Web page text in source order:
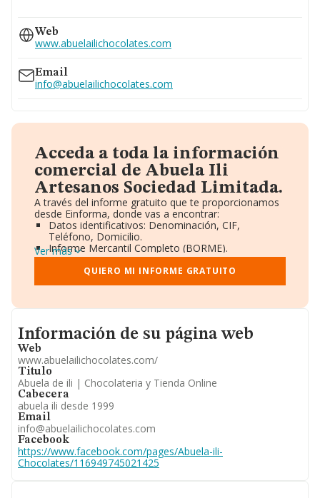
958565784
Web
www.abuelailichocolates.com
Email
info@abuelailichocolates.com
Acceda a toda la información
comercial de Abuela Ili
Artesanos Sociedad Limitada.
A través del informe gratuito que te proporcionamos
desde Einforma, donde vas a encontrar:
Datos identificativos: Denominación, CIF,
Teléfono, Domicilio.
Informe Mercantil Completo (BORME).
Gráficos de Evolución Ventas y Empleados.
Consejo de Administración y Administradores.
Directivos y Ejecutivos.
Información oficial y registral complementaria.
Ver más
QUIERO MI INFORME GRATUITO
Informacion de su página web
Información de su página web
Web
www.abuelailichocolates.com/
Titulo
Abuela de ili | Chocolateria y Tienda Online
Cabecera
abuela ili desde 1999
Email
info@abuelailichocolates.com
Facebook
https://www.facebook.com/pages/Abuela-ili-
Chocolates/116949745021425